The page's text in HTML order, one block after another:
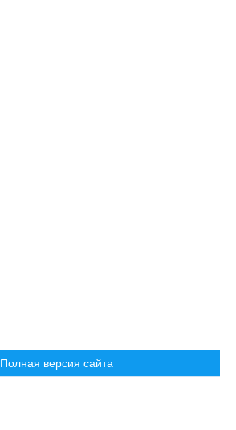
Полная версия сайта